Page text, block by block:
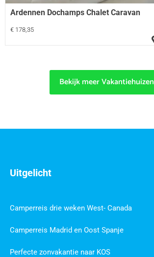
Ardennen Dochamps Chalet Caravan
€ 178,35
Bekijk meer Vakantiehuizen
Uitgelicht
Camperreis drie weken West- Canada
Camperreis Madrid en Oost Spanje
Perfecte zonvakantie naar KOS